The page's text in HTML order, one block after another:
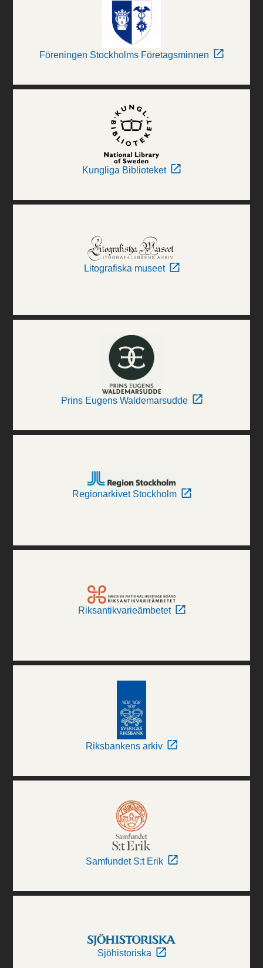
Föreningen Stockholms Företagsminnen
Kungliga Biblioteket
Litografiska museet
Prins Eugens Waldemarsudde
Regionarkivet Stockholm
Riksantikvarieämbetet
Riksbankens arkiv
Samfundet S:t Erik
Sjöhistoriska